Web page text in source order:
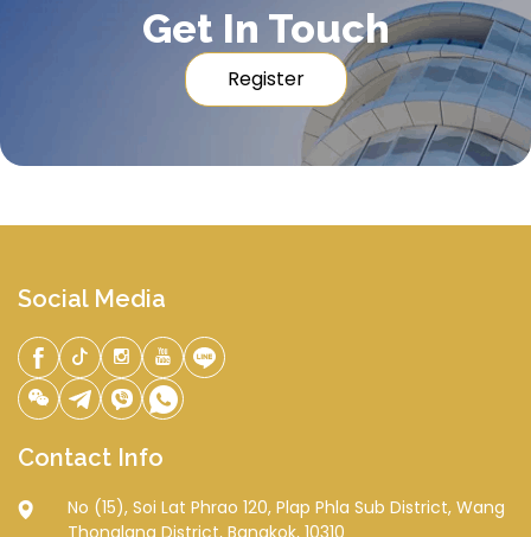
Get In Touch
Register
Social Media
Contact Info
No (15), Soi Lat Phrao 120, Plap Phla Sub District, Wang